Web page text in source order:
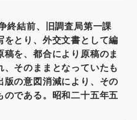
終結前、旧調査局第一課
をとり、外交文書として編
を、都合により原稿のま
、そのままとなっていたも
の意図消減により、その
のである。昭和二十五年五